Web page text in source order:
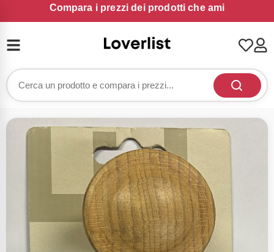
Compara i prezzi dei prodotti che ami